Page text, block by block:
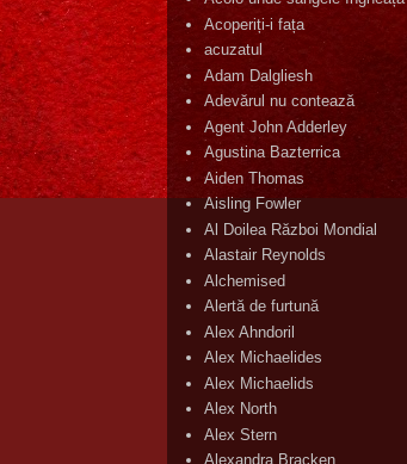
Acoperiți-i fața
acuzatul
Adam Dalgliesh
Adevărul nu contează
Agent John Adderley
Agustina Bazterrica
Aiden Thomas
Aisling Fowler
Al Doilea Război Mondial
Alastair Reynolds
Alchemised
Alertă de furtună
Alex Ahndoril
Alex Michaelides
Alex Michaelids
Alex North
Alex Stern
Alexandra Bracken